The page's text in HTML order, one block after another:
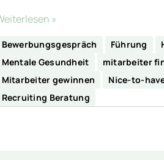
»
Bewerbungsgespräch Führung
Mentale Gesundheit
mitarbeiter
Mitarbeiter gewinnen
Nice-to-
Recruiting Beratung